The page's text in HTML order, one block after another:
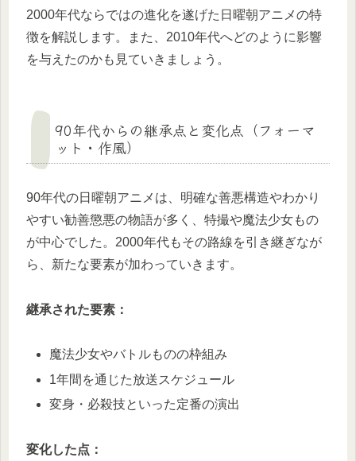
2000年代ならではの進化を遂げた日曜朝アニメの特
徴を解説します。また、2010年代へどのように影響
を与えたのかも見ていきましょう。
90年代からの継承点と変化点（フォーマ
ット・作風）
90年代の日曜朝アニメは、明確な善悪構造やわかり
やすい勧善懲悪の物語が多く、特撮や魔法少女もの
が中心でした。2000年代もその路線を引き継ぎなが
ら、新たな要素が加わっていきます。
継承された要素：
魔法少女やバトルものの枠組み
1年間を通じた放送スケジュール
変身・必殺技といった定番の演出
変化した点：